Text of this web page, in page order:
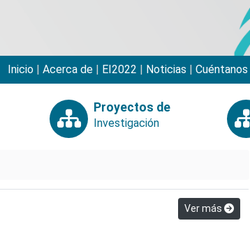
Inicio Acerca de EI2022 Noticias Cuéntanos
Proyectos de
Investigación
Ver más